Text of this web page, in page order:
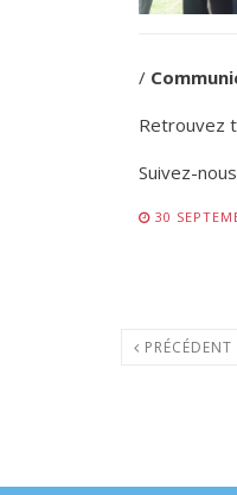
/
Retrouvez
Suivez-
30
PRÉCÉDENT